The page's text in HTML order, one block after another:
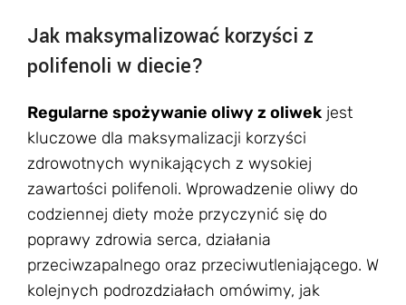
Jak maksymalizować korzyści z
polifenoli w diecie?
Regularne spożywanie oliwy z oliwek jest
kluczowe dla maksymalizacji korzyści
zdrowotnych wynikających z wysokiej
zawartości polifenoli. Wprowadzenie oliwy do
codziennej diety może przyczynić się do
poprawy zdrowia serca, działania
przeciwzapalnego oraz przeciwutleniającego. W
kolejnych podrozdziałach omówimy, jak